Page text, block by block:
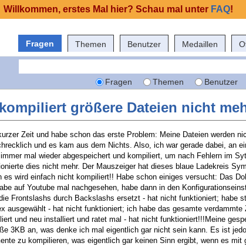
Fragen Themen Benutzer Medaillen
Fragen Themen Benutzer
größere Dateien nicht
Zeit und habe schon das erste Problem: Meine Dateien werden
und es kam aus dem Nichts. Also, ich war gerade dabei, an
mal wieder abgespeichert und kompiliert, um nach Fehlern im
dies nicht mehr. Der Mauszeiger hat dieses blaue Ladekreis
es wird einfach nicht kompiliert!! Habe schon einiges versucht: Das
auf Youtube mal nachgesehen, habe dann in den
Frontslashs durch Backslashs ersetzt - hat nicht funktioniert; habe
ausgewählt - hat nicht funktioniert; ich habe das gesamte verdammte
und neu installiert und ratet mal - hat nicht funktioniert!!!Meine
3KB an, was denke ich mal eigentlich gar nicht sein kann. Es ist
zu kompilieren, was eigentlich gar keinen Sinn ergibt, wenn es mit
Willkommen, erstes Mal hier? Schau mal unter FAQ!